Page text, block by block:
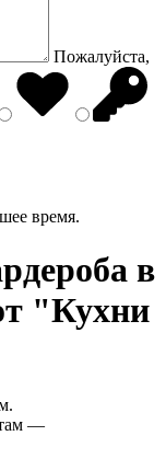
Пожалуйста,
время.
в
"Кухни
—